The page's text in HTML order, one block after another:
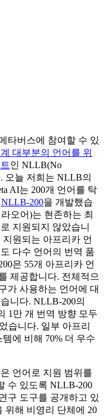
타버스에 참여할 수 있
대부분의 언어를 위
인 NLLB(No
오늘 저희는 NLLB의
AI는 200개 언어를 탁
NLLB-200을 개발했습
오어)는 현존하는 최
지원되지 않았습니
원되는 아프리카 언
다수 언어의 번역 품
은 55개 아프리카 언
제공합니다. 전체적으
가 사용하는 언어에 대
니다. NLLB-200의
1만 개 번역 방향 모두
습니다. 일부 아프리
에 비해 70% 더 우수
언어로 지원 범위를
수 있도록 NLLB-200
구 도구를 공개하고 있
위해 비영리 단체에 20